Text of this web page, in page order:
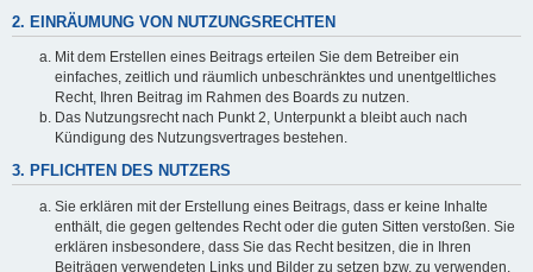
2. EINRÄUMUNG VON NUTZUNGSRECHTEN
Mit dem Erstellen eines Beitrags erteilen Sie dem Betreiber ein
einfaches, zeitlich und räumlich unbeschränktes und unentgeltliches
Recht, Ihren Beitrag im Rahmen des Boards zu nutzen.
Das Nutzungsrecht nach Punkt 2, Unterpunkt a bleibt auch nach
Kündigung des Nutzungsvertrages bestehen.
3. PFLICHTEN DES NUTZERS
Sie erklären mit der Erstellung eines Beitrags, dass er keine Inhalte
enthält, die gegen geltendes Recht oder die guten Sitten verstoßen. Sie
erklären insbesondere, dass Sie das Recht besitzen, die in Ihren
Beiträgen verwendeten Links und Bilder zu setzen bzw. zu verwenden.